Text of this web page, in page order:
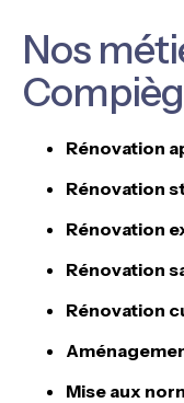
Nos
Rénovation
Rénovation
Rénovation
Rénovation
Rénovation
Mise aux